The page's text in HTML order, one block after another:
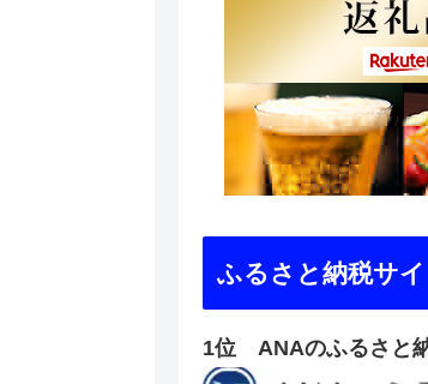
ふるさと納税サ
1位 ANAのふるさと